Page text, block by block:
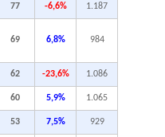
77 -6,6% 1.187
69 6,8% 984
62 -23,6% 1.086
60 5,9% 1.065
53 7,5% 929